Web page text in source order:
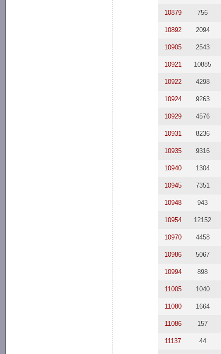
10879 756
10892 2094
10905 2543
10921 10885
10922 4298
10924 9263
10929 4576
10931 8236
10935 9316
10940 1304
10945 7351
10948 943
10954 12152
10970 4458
10986 5067
10994 898
11005 1040
11080 1664
11086 157
11137 44